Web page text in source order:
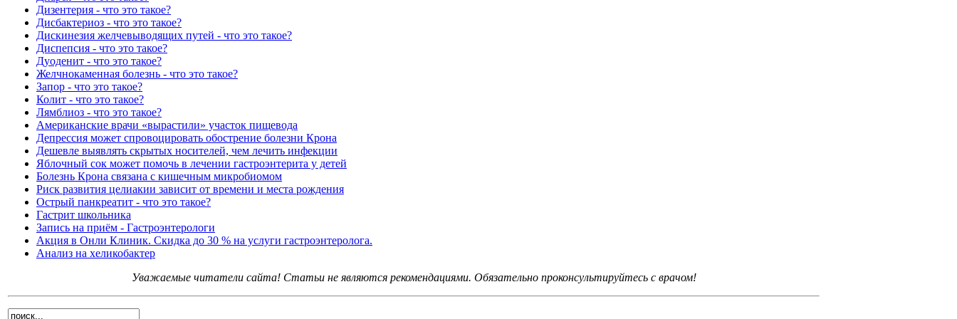
Дизентерия - что это такое?
Дисбактериоз - что это такое?
Дискинезия желчевыводящих путей - что это такое?
Диспепсия - что это такое?
Дуоденит - что это такое?
Желчнокаменная болезнь - что это такое?
Запор - что это такое?
Колит - что это такое?
Лямблиоз - что это такое?
Американские врачи «вырастили» участок пищевода
Депрессия может спровоцировать обострение болезни Крона
Дешевле выявлять скрытых носителей, чем лечить инфекции
Яблочный сок может помочь в лечении гастроэнтерита у детей
Болезнь Крона связана с кишечным микробиомом
Риск развития целиакии зависит от времени и места рождения
Острый панкреатит - что это такое?
Гастрит школьника
Запись на приём - Гастроэнтерологи
Акция в Онли Клиник. Скидка до 30 % на услуги гастроэнтеролога.
Анализ на хеликобактер
Уважаемые читатели сайта! Статьи не являются рекомендациями. Обязательно проконсультируйтесь с врачом!